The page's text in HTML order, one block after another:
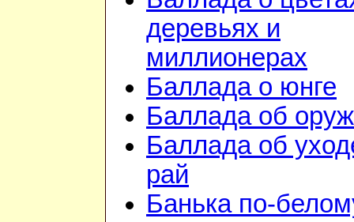
деревьях и
миллионерах
Баллада о юнге
Баллада об
Баллада об
рай
Банька по-